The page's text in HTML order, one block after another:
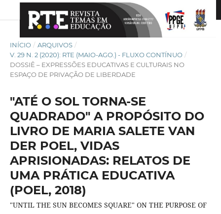
INÍCIO / ARQUIVOS /
V. 29 N. 2 (2020): RTE (MAIO-AGO.) - FLUXO CONTÍNUO /
DOSSIÊ – EXPRESSÕES EDUCATIVAS E CULTURAIS NO
ESPAÇO DE PRIVAÇÃO DE LIBERDADE
"ATÉ O SOL TORNA-SE
QUADRADO" A PROPÓSITO DO
LIVRO DE MARIA SALETE VAN
DER POEL, VIDAS
APRISIONADAS: RELATOS DE
UMA PRÁTICA EDUCATIVA
(POEL, 2018)
"UNTIL THE SUN BECOMES SQUARE" ON THE PURPOSE OF